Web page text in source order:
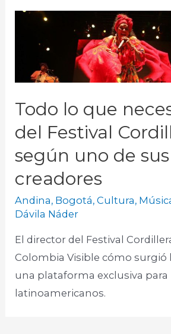
Todo lo que
del Festival
según uno de sus
creadores
Andina, Bogotá,Cultura,
Dávila Náder
El director del Festival
Colombia Visible cómo surgió
una plataforma exclusiva para
latinoamericanos.